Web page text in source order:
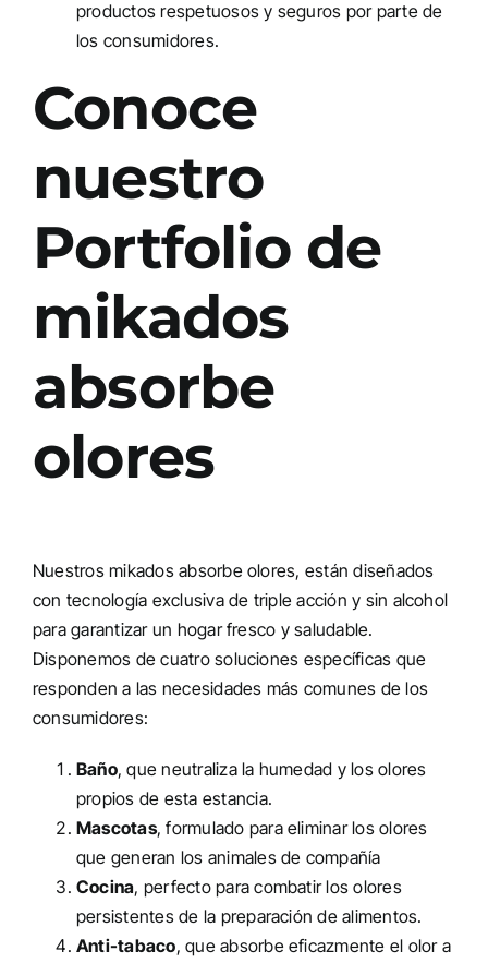
productos respetuosos y seguros por parte de
los consumidores.
Conoce
nuestro
Portfolio de
mikados
absorbe
olores
Nuestros mikados absorbe olores, están diseñados
con tecnología exclusiva de triple acción y sin alcohol
para garantizar un hogar fresco y saludable.
Disponemos de cuatro soluciones específicas que
responden a las necesidades más comunes de los
consumidores:
Baño, que neutraliza la humedad y los olores
propios de esta estancia.
Mascotas, formulado para eliminar los olores
que generan los animales de compañía
Cocina, perfecto para combatir los olores
persistentes de la preparación de alimentos.
Anti-tabaco, que absorbe eficazmente el olor a